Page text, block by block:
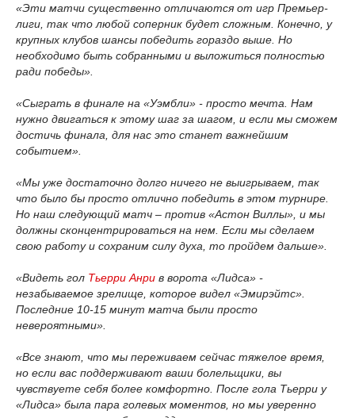
«Эти матчи существенно отличаются от игр Премьер-
лиги, так что любой соперник будет сложным. Конечно, у
крупных клубов шансы победить гораздо выше. Но
необходимо быть собранными и выложиться полностью
ради победы».
«Сыграть в финале на «Уэмбли» - просто мечта. Нам
нужно двигаться к этому шаг за шагом, и если мы сможем
достичь финала, для нас это станет важнейшим
событием».
«Мы уже достаточно долго ничего не выигрываем, так
что было бы просто отлично победить в этом турнире.
Но наш следующий матч – против «Астон Виллы», и мы
должны сконцентрироваться на нем. Если мы сделаем
свою работу и сохраним силу духа, то пройдем дальше».
«Видеть гол Тьерри Анри в ворота «Лидса» -
незабываемое зрелище, которое видел «Эмирэйтс».
Последние 10-15 минут матча были просто
невероятными».
«Все знают, что мы переживаем сейчас тяжелое время,
но если вас поддерживают ваши болельщики, вы
чувствуете себя более комфортно. После гола Тьерри у
«Лидса» была пара голевых моментов, но мы уверенно